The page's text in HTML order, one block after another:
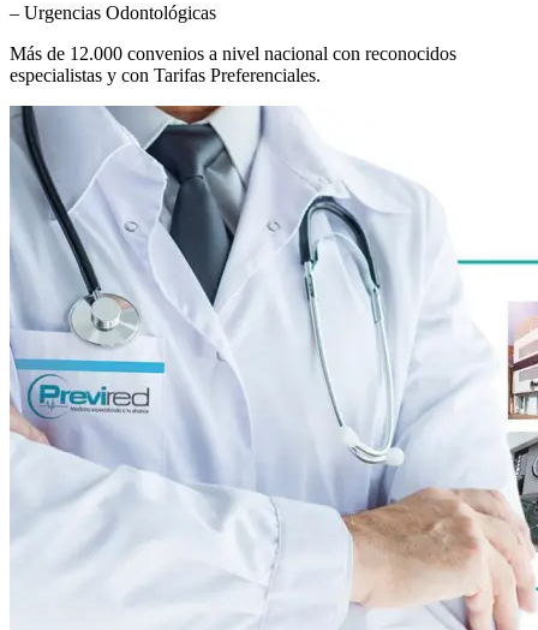
– Urgencias Odontológicas
Más de 12.000 convenios a nivel nacional con reconocidos
especialistas y con Tarifas Preferenciales.